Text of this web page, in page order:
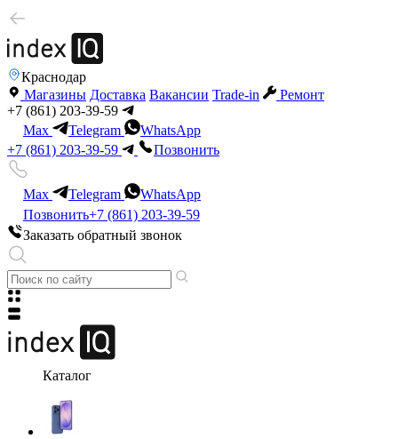
Краснодар
Магазины Доставка Вакансии Trade-in
Ремонт
+7 (861) 203-39-59
Max
Telegram
WhatsApp
+7 (861) 203-39-59
Позвонить
Max Telegram
WhatsApp
Позвонить+7 (861) 203-39-59
Заказать обратный звонок
Каталог